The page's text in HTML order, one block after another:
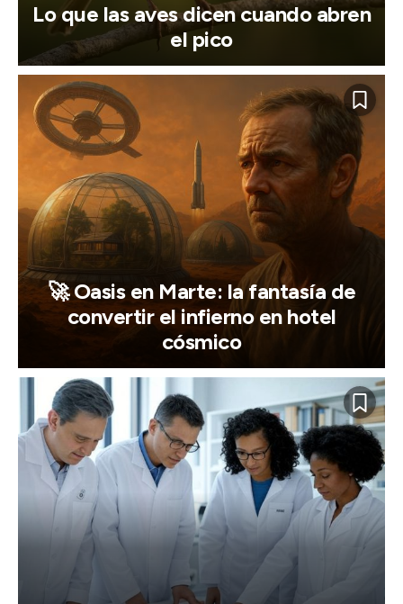
Lo que las aves dicen cuando abren
el pico
🚀 Oasis en Marte: la fantasía de
convertir el infierno en hotel
cósmico